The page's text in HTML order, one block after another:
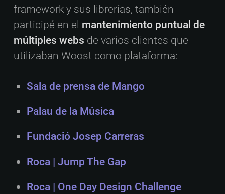
framework y sus librerías, también
participé en el mantenimiento puntual de
múltiples webs de varios clientes que
utilizaban Woost como plataforma:
Sala de prensa de Mango
Palau de la Música
Fundació Josep Carreras
Roca | Jump The Gap
Roca | One Day Design Challenge